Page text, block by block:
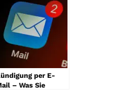
per E-
– Was Sie